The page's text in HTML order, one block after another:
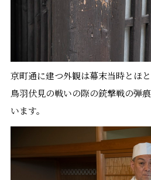
京町通に建つ外観は幕末当時とほと
鳥羽伏見の戦いの際の銃撃戦の弾
います。